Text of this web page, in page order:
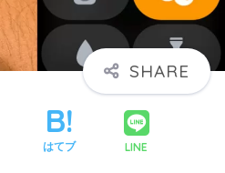
はてブ LINE